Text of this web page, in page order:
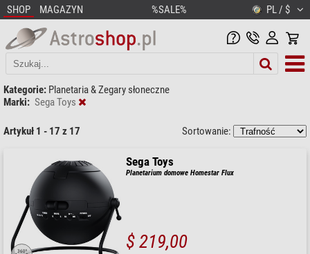
SHOP MAGAZYN %SALE% PL / $
Kategorie: Planetaria & Zegary słoneczne
Marki: Sega Toys
Artykuł 1 - 17 z 17 Sortowanie:
Sega Toys
Planetarium domowe Homestar Flux
$ 219,00